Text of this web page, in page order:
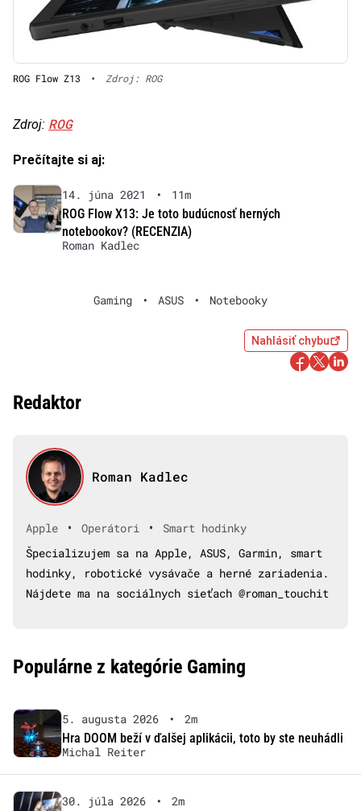
ROG Flow Z13 • Zdroj: ROG
Zdroj: ROG
Prečítajte si aj:
14. júna 2021 •
11m
ROG Flow X13: Je toto budúcnosť herných
notebookov? (RECENZIA)
Roman Kadlec
Gaming • ASUS • Notebooky
Nahlásiť chybu
Redaktor
Roman Kadlec
Apple • Operátori •
Smart hodinky
Špecializujem sa na Apple, ASUS, Garmin, smart
hodinky, robotické vysávače a herné zariadenia.
Nájdete ma na sociálnych sieťach @roman_touchit
Populárne z kategórie Gaming
5. augusta 2026 •
2m
Hra DOOM beží v ďalšej aplikácii, toto by ste neuhádli
Michal Reiter
30. júla 2026 •
2m